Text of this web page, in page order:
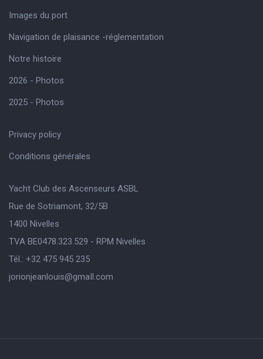
Images du port
Navigation de plaisance -réglementation
Notre histoire
2026 - Photos
2025 - Photos
Privacy policy
Conditions générales
Yacht Club des Ascenseurs ASBL
Rue de Sotriamont, 32/5B
1400 Nivelles
TVA BE0478.323.529 - RPM Nivelles
Tél.: +32 475 945 235
jorionjeanlouis@gmaIl.com